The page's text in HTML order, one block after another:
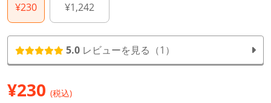
¥230
¥1,242
5.0 レビューを見る（1）
¥230 (税込)